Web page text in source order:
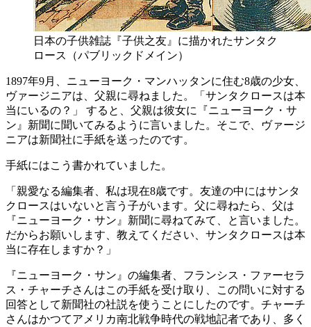
日本の子供雑誌『子供之友』に描かれたサンタク
ロース（パブリックドメイン）
1897年9月、ニューヨーク・マンハッタンに住む8歳の少女、
ヴァージニアは、父親に尋ねました。「サンタクロースは本
当にいるの？」 すると、父親は彼女に『ニューヨーク・サ
ン』新聞に聞いてみるように言いました。そこで、ヴァージ
ニアは新聞社に手紙を送ったのです。
手紙にはこう書かれていました。
「親愛なる編集者、私は現在8歳です。友達の中にはサンタ
クロースはいないと言う子がいます。父に尋ねたら、父は
『ニューヨーク・サン』新聞に尋ねてみて、と言いました。
だからお願いします、教えてください、サンタクロースは本
当に存在しますか？」
『ニューヨーク・サン』の編集者、フランシス・ファーセラ
ス・チャーチさんはこの手紙を受け取り、この問いに対する
回答として新聞社の社説を使うことにしたのです。チャーチ
さんはかつてアメリカ南北戦争時代の戦地記者であり、多く